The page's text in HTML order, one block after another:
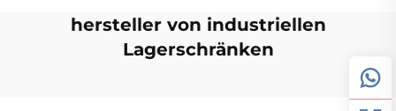
hersteller von industriellen
Lagerschränken